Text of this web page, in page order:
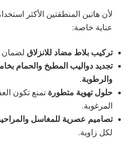
لأن هاتين المنطقتين الأكثر
عناية خاصة:
تركيب بلاط مضاد للانزلاق لضمان
تجديد دواليب المطبخ والحمام
والرطوبة.
حلول تهوية متطورة تمنع تكون
المرغوبة.
تصاميم عصرية للمغاسل
لكل زاوية.